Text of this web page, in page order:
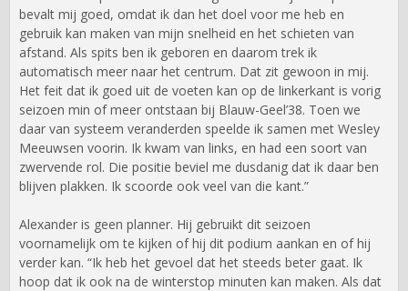
bevalt mij goed, omdat ik dan het doel voor me heb en
gebruik kan maken van mijn snelheid en het schieten van
afstand. Als spits ben ik geboren en daarom trek ik
automatisch meer naar het centrum. Dat zit gewoon in mij.
Het feit dat ik goed uit de voeten kan op de linkerkant is vorig
seizoen min of meer ontstaan bij Blauw-Geel’38. Toen we
daar van systeem veranderden speelde ik samen met Wesley
Meeuwsen voorin. Ik kwam van links, en had een soort van
zwervende rol. Die positie beviel me dusdanig dat ik daar ben
blijven plakken. Ik scoorde ook veel van die kant.”
Alexander is geen planner. Hij gebruikt dit seizoen
voornamelijk om te kijken of hij dit podium aankan en of hij
verder kan. “Ik heb het gevoel dat het steeds beter gaat. Ik
hoop dat ik ook na de winterstop minuten kan maken. Als dat